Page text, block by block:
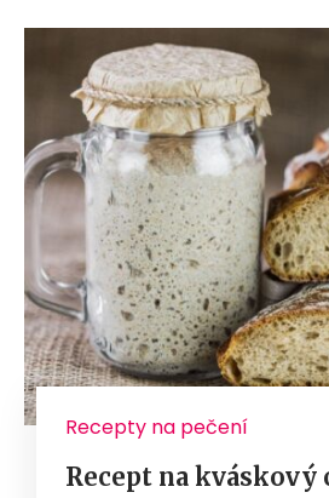
Recepty na pečení
Recept na kváskový